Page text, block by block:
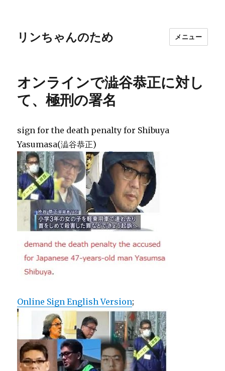
リンちゃんのため メニュー
オンラインで澁谷恭正に対し
て、極刑の署名
sign for the death penalty for Shibuya
Yasumasa(澁谷恭正)
Online Sign English Version;